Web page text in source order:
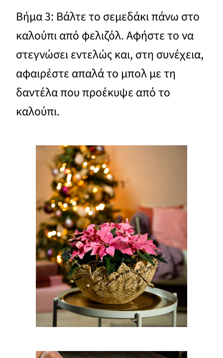
Βήμα 3: Βάλτε το σεμεδάκι πάνω στο
καλούπι από φελιζόλ. Αφήστε το να
στεγνώσει εντελώς και, στη συνέχεια,
αφαιρέστε απαλά το μπολ με τη
δαντέλα που προέκυψε από το
καλούπι.